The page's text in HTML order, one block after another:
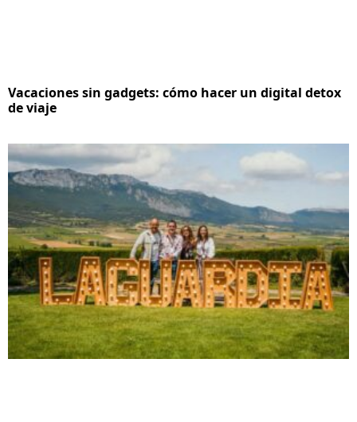
Vacaciones sin gadgets: cómo hacer un digital detox
de viaje